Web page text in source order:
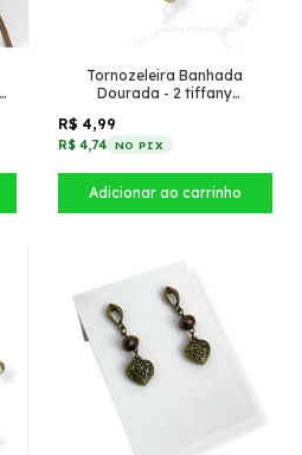
Tornozeleira Banhada
Dourada - 2 tiffany
R$ 4,99
R$ 4,74 NO PIX